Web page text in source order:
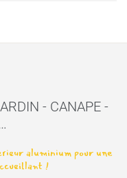
- CANAPE -
aluminium pour une
!